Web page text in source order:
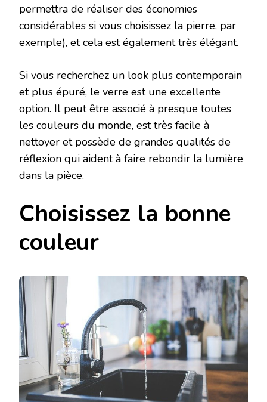
permettra de réaliser des économies
considérables si vous choisissez la pierre, par
exemple), et cela est également très élégant.
Si vous recherchez un look plus contemporain
et plus épuré, le verre est une excellente
option. Il peut être associé à presque toutes
les couleurs du monde, est très facile à
nettoyer et possède de grandes qualités de
réflexion qui aident à faire rebondir la lumière
dans la pièce.
Choisissez la bonne
couleur